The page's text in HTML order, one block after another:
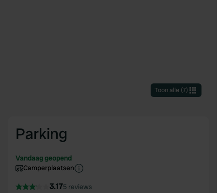
Toon alle(7)
Parking
Vandaag geopend
Camperplaatsen
3.175 reviews